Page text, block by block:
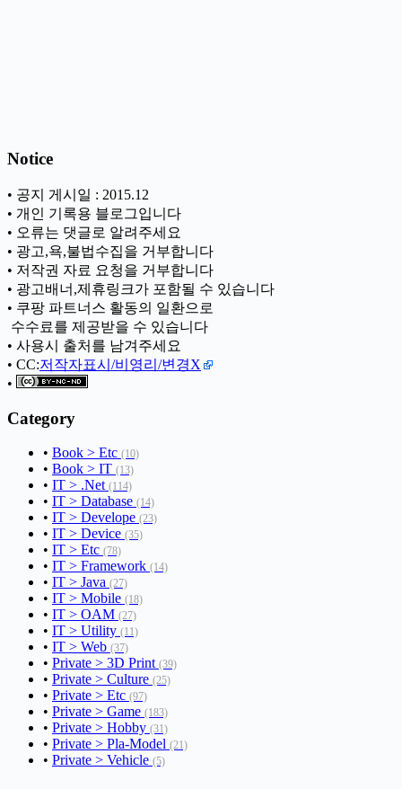
Notice
• 공지 게시일 : 2015.12
• 개인 기록용 블로그입니다
• 오류는 댓글로 알려주세요
• 광고,욕,불법수집을 거부합니다
• 저작권 자료 요청을 거부합니다
• 광고배너,제휴링크가 포함될 수 있습니다
• 쿠팡 파트너스 활동의 일환으로
ㅤ 수수료를 제공받을 수 있습니다
• 사용시 출처를 남겨주세요
• CC:저작자표시/비영리/변경X
•
Category
• Book > Etc (10)
• Book > IT (13)
• IT > .Net (114)
• IT > Database (14)
• IT > Develope (23)
• IT > Device (35)
• IT > Etc (78)
• IT > Framework (14)
• IT > Java (27)
• IT > Mobile (18)
• IT > OAM (27)
• IT > Utility (11)
• IT > Web (37)
• Private > 3D Print (39)
• Private > Culture (25)
• Private > Etc (97)
• Private > Game (183)
• Private > Hobby (31)
• Private > Pla-Model (21)
• Private > Vehicle (5)